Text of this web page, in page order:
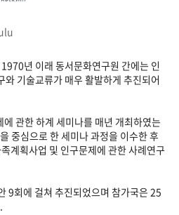
년 이래 동서문화연구원 간에는 인
기술교류가 매우 활발하게 추진되어
관한 하계 세미나를 매년 개최하였는
중심으로 한 세미나 과정을 이수한 후
계획사업 및 인구문제에 관한 사례연구
9회에 걸쳐 추진되었으며 참가국은 25